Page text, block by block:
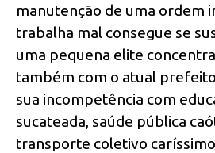
manutenção de uma ordem
trabalha mal consegue se
uma pequena elite
também com o atual
sua incompetência com
sucateada, saúde pública
transporte coletivo